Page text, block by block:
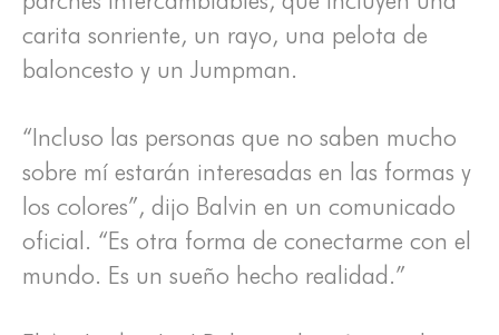
carita sonriente, un rayo, una pelota de
baloncesto y un Jumpman.
“Incluso las personas que no saben mucho
sobre mí estarán interesadas en las formas y
los colores”, dijo Balvin en un comunicado
oficial. “Es otra forma de conectarme con el
mundo. Es un sueño hecho realidad.”